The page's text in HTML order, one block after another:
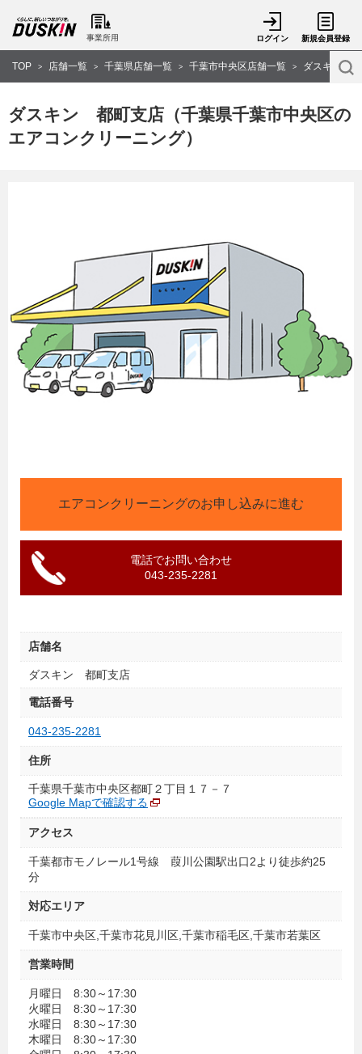
事業所用 ログイン 新規会員登録
TOP > 店舗一覧 > 千葉県店舗一覧 > 千葉市中央区店舗一覧 > ダスキン 都
ダスキン 都町支店（千葉県千葉市中央区の
エアコンクリーニング）
店舗名
ダスキン 都町支店
電話番号
043-235-2281
住所
千葉県千葉市中央区都町２丁目１７－７
Google Mapで確認する
エアコンクリーニングのお申し込みに進む
電話でお問い合わせ
043-235-2281
アクセス
千葉都市モノレール1号線 葭川公園駅出口2より徒歩約25
分
対応エリア
千葉市中央区,千葉市花見川区,千葉市稲毛区,千葉市若葉区
営業時間
月曜日 8:30～17:30
火曜日 8:30～17:30
水曜日 8:30～17:30
木曜日 8:30～17:30